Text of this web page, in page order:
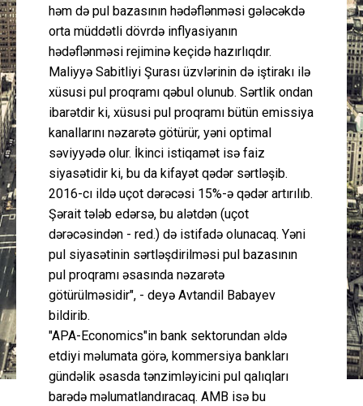
həm də pul bazasının hədəflənməsi gələcəkdə
orta müddətli dövrdə inflyasiyanın
hədəflənməsi rejiminə keçidə hazırlıqdır.
Maliyyə Sabitliyi Şurası üzvlərinin də iştirakı ilə
xüsusi pul proqramı qəbul olunub. Sərtlik ondan
ibarətdir ki, xüsusi pul proqramı bütün emissiya
kanallarını nəzarətə götürür, yəni optimal
səviyyədə olur. İkinci istiqamət isə faiz
siyasətidir ki, bu da kifayət qədər sərtləşib.
2016-cı ildə uçot dərəcəsi 15%-ə qədər artırılıb.
Şərait tələb edərsə, bu alətdən (uçot
dərəcəsindən - red.) də istifadə olunacaq. Yəni
pul siyasətinin sərtləşdirilməsi pul bazasının
pul proqramı əsasında nəzarətə
götürülməsidir", - deyə Avtandil Babayev
bildirib.
"APA-Economics"in bank sektorundan əldə
etdiyi məlumata görə, kommersiya bankları
gündəlik əsasda tənzimləyicini pul qalıqları
barədə məlumatlandıracaq. AMB isə bu